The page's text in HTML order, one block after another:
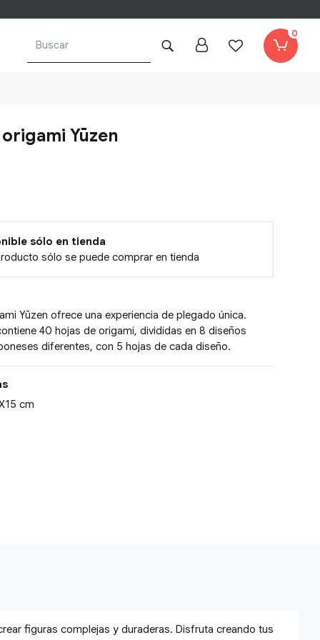
0
Yūzen
sólo en tienda
sólo se puede comprar en tienda
Yūzen ofrece una experiencia de plegado única.
40 hojas de origami, divididas en 8 diseños
diferentes, con 5 hojas de cada diseño.
cm
figuras complejas y duraderas. Disfruta creando tus